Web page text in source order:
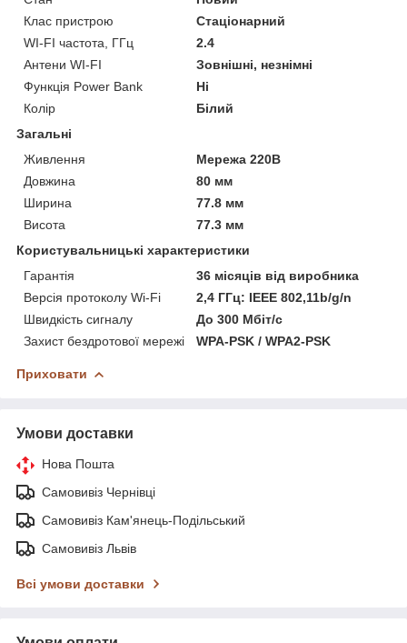
Клас пристрою
Стаціонарний
WI-FI частота, ГГц
2.4
Антени WI-FI
Зовнішні, незнімні
Функція Power Bank
Ні
Колір
Білий
Загальні
Живлення
Мережа 220В
Довжина
80 мм
Ширина
77.8 мм
Висота
77.3 мм
Користувальницькі характеристики
Гарантія
36 місяців від виробника
Версія протоколу Wi-Fi
2,4 ГГц: IEEE 802,11b/g/n
Швидкість сигналу
До 300 Мбіт/с
Захист бездротової мережі
WPA-PSK / WPA2-PSK
Приховати
Умови доставки
Нова Пошта
Самовивіз Чернівці
Самовивіз Кам'янець-Подільський
Самовивіз Львів
Всі умови доставки